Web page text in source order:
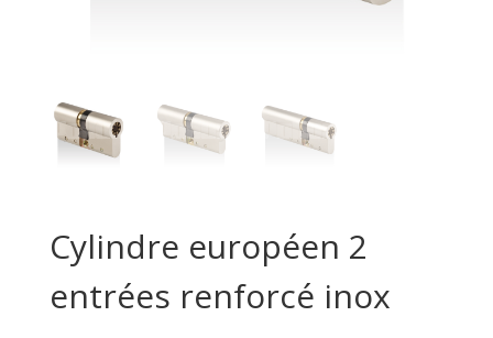
Cylindre européen 2
entrées renforcé inox